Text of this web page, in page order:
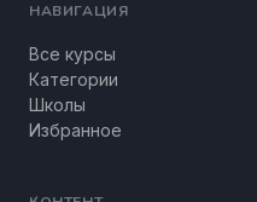
НАВИГАЦИЯ
Все курсы
Категории
Школы
Избранное